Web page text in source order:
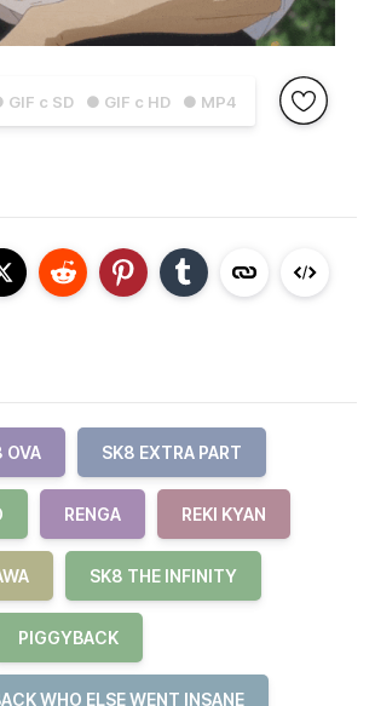
GIF с SD ● GIF с HD ● MP4
OVA SK8 EXTRA PART
RENGA REKI KYAN
SK8 THE INFINITY
PIGGYBACK
WHO ELSE WENT INSANE